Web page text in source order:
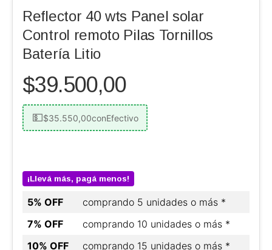
Reflector 40 wts Panel solar
Control remoto Pilas Tornillos
Batería Litio
$39.500,00
$35.550,00conEfectivo
¡Llevá más, pagá menos!
5% OFF
comprando 5 unidades o más *
7% OFF
comprando 10 unidades o más *
10% OFF
comprando 15 unidades o más *